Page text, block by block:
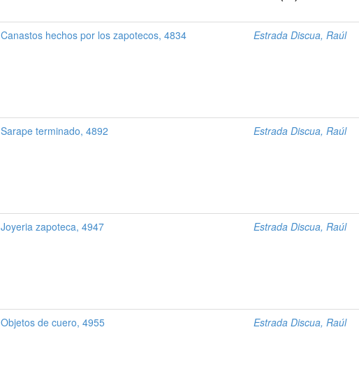
Canastos hechos por los zapotecos, 4834 Estrada Discua, Raúl
Sarape terminado, 4892 Estrada Discua, Raúl
Joyeria zapoteca, 4947 Estrada Discua, Raúl
Objetos de cuero, 4955 Estrada Discua, Raúl